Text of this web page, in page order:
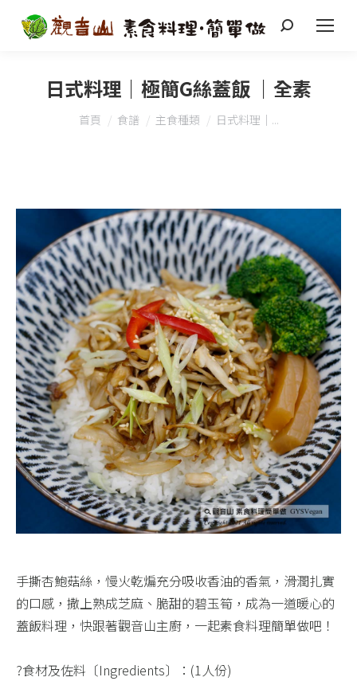
搜
日式料理｜極簡G絲蓋飯 ｜全素
您在這裡：
首頁 食譜 主食種類 日式料理｜...
手撕杏鮑菇絲，慢火乾煸充分吸收香油的香氣，滑潤扎實
的口感，撒上熟成芝麻、脆甜的碧玉筍，成為一道暖心的
蓋飯料理，快跟著觀音山主廚，一起素食料理簡單做吧！​
?食材及佐料〔Ingredients〕：(1人份)​